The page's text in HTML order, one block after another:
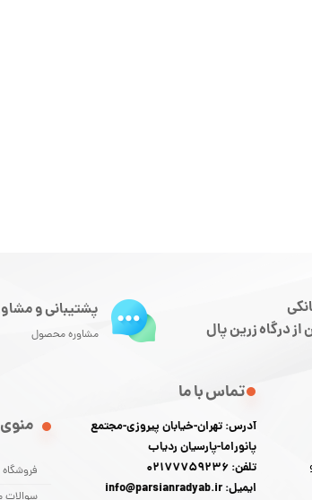
فروشگاه
تماس با ما
آدرس: تهران-خیابان پیروزی-مجتمع
پانوراما-پارسیان ردیاب
تلفن: 02177759236
ایمیل: info@parsianradyab.ir
درگاه زرین پال
پشتیبانی و
مشاوره محصول